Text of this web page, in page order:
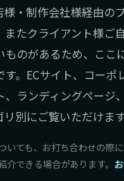
様・制作会社様経由の
またクライアント様ご
ものがあるため、ここ
。ECサイト、コーポ
、ランディングページ
別にご覧いただけます
いても、お打ち合わせの際
介できる場合があります。